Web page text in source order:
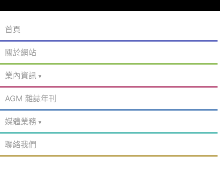
首頁
關於網站
業內資訊
AGM 雜誌年刊
媒體業務
聯絡我們